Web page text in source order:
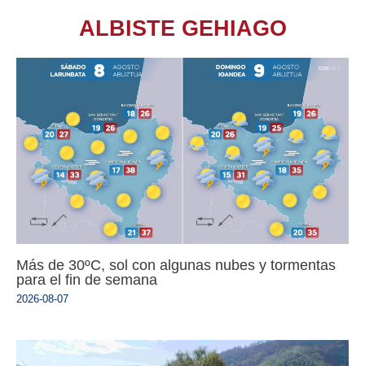
ALBISTE GEHIAGO
Más de 30ºC, sol con algunas nubes y tormentas
para el fin de semana
2026-08-07